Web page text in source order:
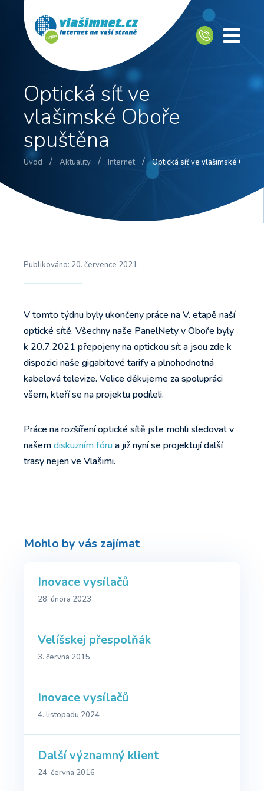
Optická síť ve
vlašimské Oboře
spuštěna
Úvod / Aktuality / Internet / Optická síť ve vlašimské Oboře
Publikováno: 20. července 2021
V tomto týdnu byly ukončeny práce na V. etapě naší
optické sítě. Všechny naše PanelNety v Oboře byly
k 20.7.2021 přepojeny na optickou síť a jsou zde k
dispozici naše gigabitové tarify a plnohodnotná
kabelová televize. Velice děkujeme za spolupráci
všem, kteří se na projektu podíleli.
Práce na rozšíření optické sítě jste mohli sledovat v
našemdiskuzním fórua již nyní se projektují další
trasy nejen ve Vlašimi.
Mohlo by vás zajímat
Inovace vysílačů
28. února 2023
Velíšskej přespolňák
3. června 2015
Inovace vysílačů
4. listopadu 2024
Další významný klient
24. června 2016